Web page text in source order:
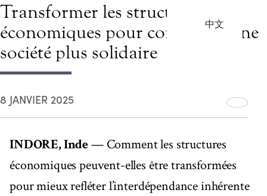
中文
Transformer les structures
économiques pour construire une
société plus solidaire
8 JANVIER 2025
INDORE, Inde— Comment les structures
économiques peuvent-elles être transformées
pour mieux refléter l’interdépendance inhérente